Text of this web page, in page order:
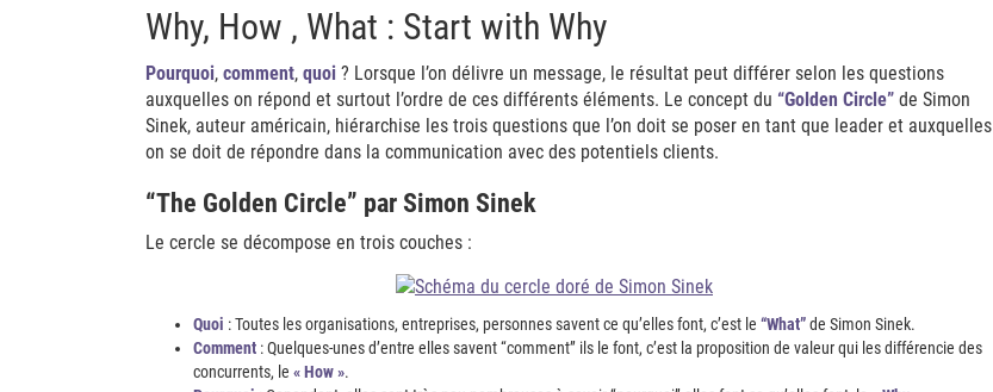
Why, How , What : Start with Why
Pourquoi, comment, quoi ? Lorsque l’on délivre un message, le résultat peut différer selon les questions
auxquelles on répond et surtout l’ordre de ces différents éléments. Le concept du “Golden Circle” de Simon
Sinek, auteur américain, hiérarchise les trois questions que l’on doit se poser en tant que leader et auxquelles
on se doit de répondre dans la communication avec des potentiels clients.
“The Golden Circle” par Simon Sinek
Le cercle se décompose en trois couches :
Quoi : Toutes les organisations, entreprises, personnes savent ce qu’elles font, c’est le “What”de Simon Sinek.
Comment : Quelques-unes d’entre elles savent “comment” ils le font, c’est la proposition de valeur qui les différencie des
concurrents, le « How ».